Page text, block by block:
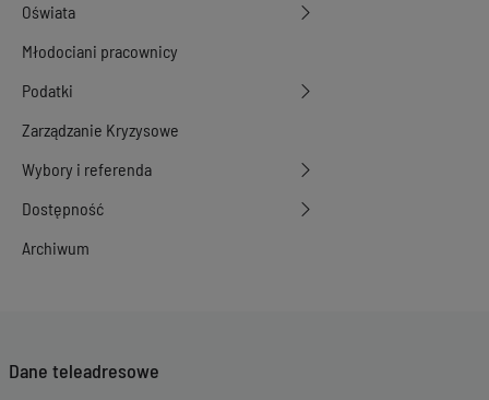
Oświata
Młodociani pracownicy
Podatki
Zarządzanie Kryzysowe
Wybory i referenda
Dostępność
Archiwum
Dane teleadresowe